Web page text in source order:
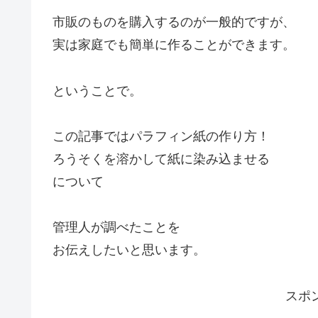
市販のものを購入するのが一般的ですが、
実は家庭でも簡単に作ることができます。
ということで。
この記事ではパラフィン紙の作り方！
ろうそくを溶かして紙に染み込ませる
について
管理人が調べたことを
お伝えしたいと思います。
スポ